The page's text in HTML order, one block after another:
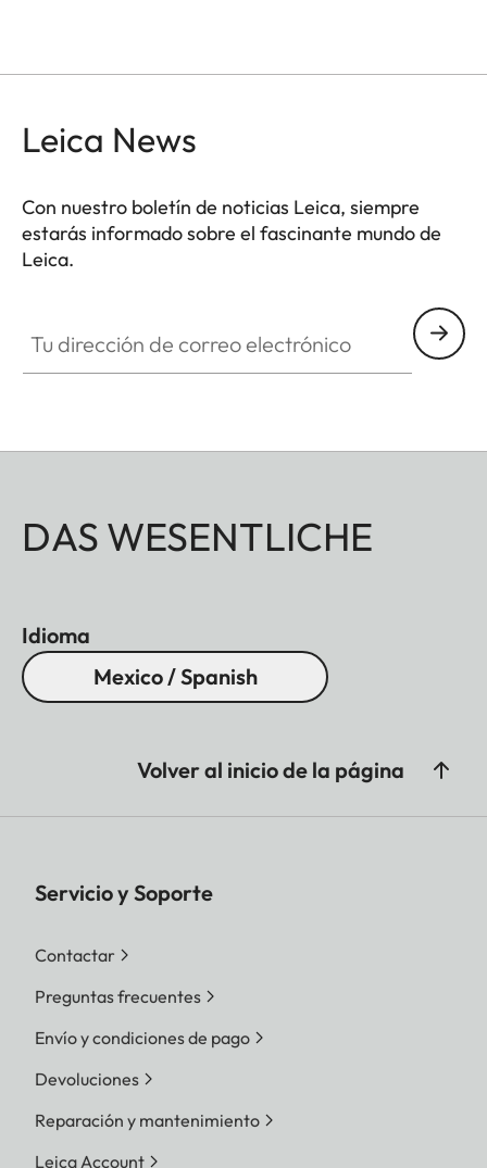
Leica News
Con nuestro boletín de noticias Leica, siempre
estarás informado sobre el fascinante mundo de
Leica.
DAS WESENTLICHE
Idioma
Mexico / Spanish
Volver al inicio de la página
Servicio y Soporte
Contactar
Preguntas frecuentes
Envío y condiciones de pago
Devoluciones
Reparación y mantenimiento
Leica Account